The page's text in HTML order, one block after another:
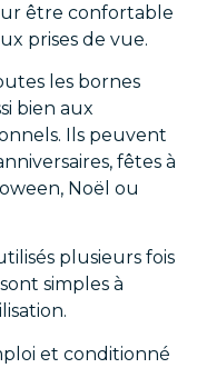
être confortable
prises de vue.
les bornes
bien aux
Ils peuvent
fêtes à
Noël ou
plusieurs fois
simples à
et conditionné